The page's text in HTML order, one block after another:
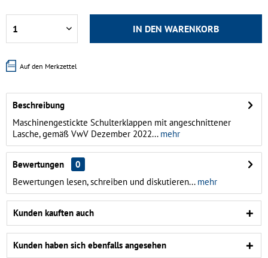
IN DEN WARENKORB
Auf den Merkzettel
Beschreibung
Maschinengestickte Schulterklappen mit angeschnittener
Lasche, gemäß VwV Dezember 2022...mehr
Bewertungen
0
Bewertungen lesen, schreiben und diskutieren...mehr
Kunden kauften auch
Kunden haben sich ebenfalls angesehen